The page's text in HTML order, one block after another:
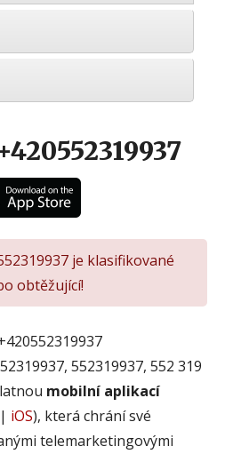
je klasifikované
obtěžující!
552319937, 552 319
mobilní aplikací
| iOS), která chrání své
telemarketingovými